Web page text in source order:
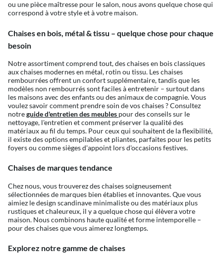
ou une pièce maîtresse pour le salon, nous avons quelque chose qui
correspond à votre style et à votre maison.
Chaises en bois, métal & tissu – quelque chose pour chaque
besoin
Notre assortiment comprend tout, des chaises en bois classiques
aux chaises modernes en métal, rotin ou tissu. Les chaises
rembourrées offrent un confort supplémentaire, tandis que les
modèles non rembourrés sont faciles à entretenir – surtout dans
les maisons avec des enfants ou des animaux de compagnie. Vous
voulez savoir comment prendre soin de vos chaises ? Consultez
notreguide d'entretien des meubles pour des conseils sur le
nettoyage, l'entretien et comment préserver la qualité des
matériaux au fil du temps. Pour ceux qui souhaitent de la flexibilité,
il existe des options empilables et pliantes, parfaites pour les petits
foyers ou comme sièges d'appoint lors d'occasions festives.
Chaises de marques tendance
Chez nous, vous trouverez des chaises soigneusement
sélectionnées de marques bien établies et innovantes. Que vous
aimiez le design scandinave minimaliste ou des matériaux plus
rustiques et chaleureux, il y a quelque chose qui élèvera votre
maison. Nous combinons haute qualité et forme intemporelle –
pour des chaises que vous aimerez longtemps.
Explorez notre gamme de chaises